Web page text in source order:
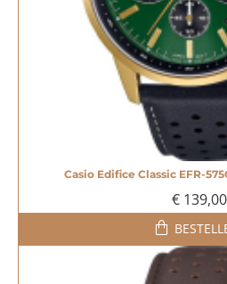
Casio Edifice Classic EFR-
€ 139,00